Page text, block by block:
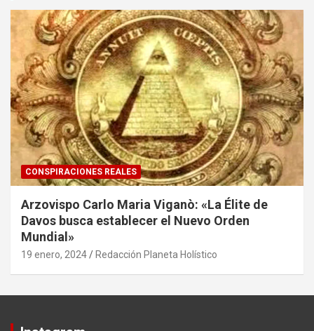
CONSPIRACIONES REALES
Arzovispo Carlo Maria Viganò: «La Élite de
Davos busca establecer el Nuevo Orden
Mundial»
19 enero, 2024 Redacción Planeta Holístico